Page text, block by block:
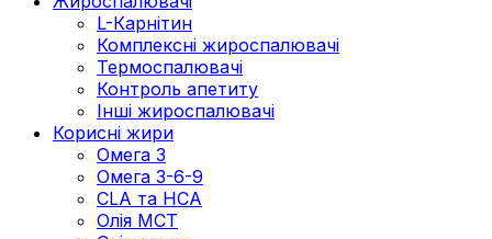
L-Карнітин
Комплексні жироспалювачі
Термоспалювачі
Контроль апетиту
Інші жироспалювачі
Корисні жири
Омега 3
Омега 3-6-9
CLA та HCA
Олія МСТ